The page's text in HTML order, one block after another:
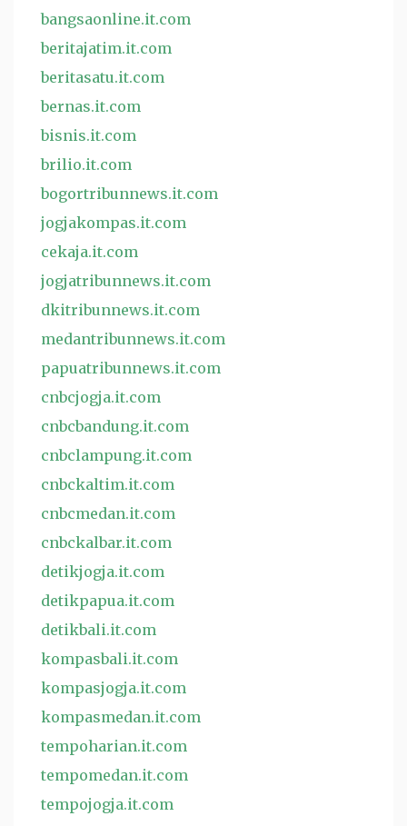
bangsaonline.it.com
beritajatim.it.com
beritasatu.it.com
bernas.it.com
bisnis.it.com
brilio.it.com
bogortribunnews.it.com
jogjakompas.it.com
cekaja.it.com
jogjatribunnews.it.com
dkitribunnews.it.com
medantribunnews.it.com
papuatribunnews.it.com
cnbcjogja.it.com
cnbcbandung.it.com
cnbclampung.it.com
cnbckaltim.it.com
cnbcmedan.it.com
cnbckalbar.it.com
detikjogja.it.com
detikpapua.it.com
detikbali.it.com
kompasbali.it.com
kompasjogja.it.com
kompasmedan.it.com
tempoharian.it.com
tempomedan.it.com
tempojogja.it.com